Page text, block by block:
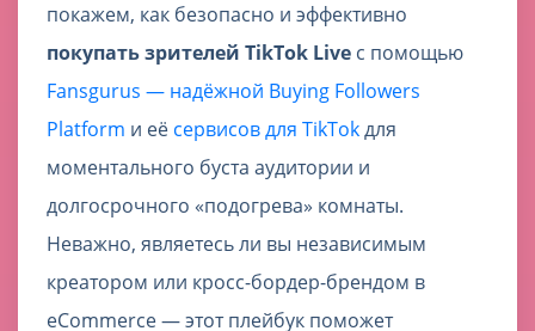
покажем, как безопасно и эффективно
покупать зрителей TikTok Live с помощью
Fansgurus — надёжной Buying Followers
Platform и её сервисов для TikTokдля
моментального буста аудитории и
долгосрочного «подогрева» комнаты.
Неважно, являетесь ли вы независимым
креатором или кросс-бордер-брендом в
eCommerce — этот плейбук поможет